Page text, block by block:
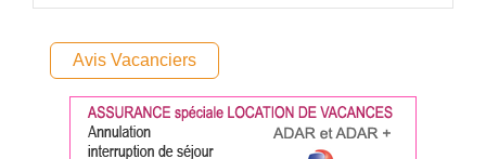
Avis Vacanciers